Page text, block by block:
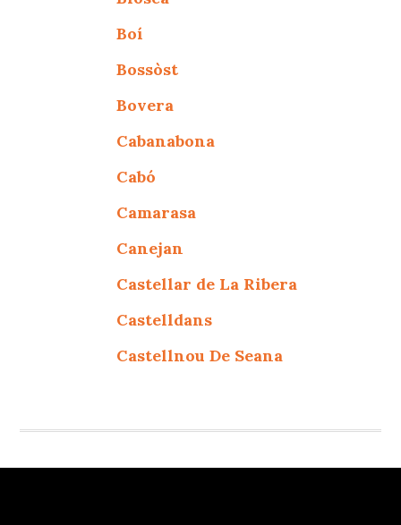
Boí
Bossòst
Bovera
Cabanabona
Cabó
Camarasa
Canejan
Castellar de La Ribera
Castelldans
Castellnou De Seana